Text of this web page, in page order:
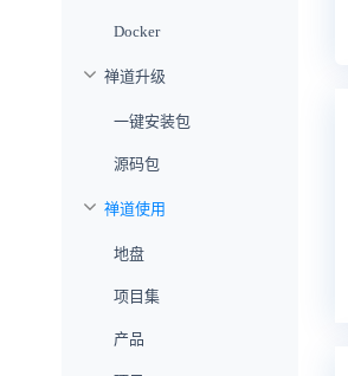
Docker
禅道升级
一键安装包
源码包
禅道使用
地盘
项目集
产品